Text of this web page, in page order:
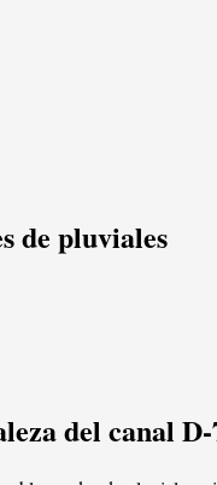
de pluviales
del canal